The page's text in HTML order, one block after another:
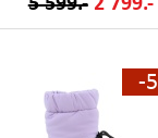
5 599.- 2 799.-
-